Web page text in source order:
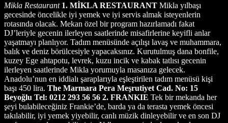
Mikla Restaurant 1. MİKLA RESTAURANT Mikla yılbaşı
gecesinde öncelikle iyi yemek ve iyi servis almak isteyenlerin
rotasında olacak. Mekan özel bir program hazırlamadı fakat
DJ’leriyle gecenin ilerleyen saatlerinde misafirlerine keyifli anlar
yaşatmayı planlıyor. Tadım menüsünde açılışı lavaş ve muhammara,
balık ve deniz börülcesiyle yapacaksınız. Kurutulmuş dana bonfile,
kuzey Ege ahtapotu, levrek, kuzu incik ve kabak tatlısı gecenin
ilerleyen saatlerinde Mikla yorumuyla masanıza gelecek.
Anadolu’nun en iddialı şaraplarıyla eşleştirilen tadım menüsü kişi
başı 450 lira. The Marmara Pera Meşrutiyet Cad. No: 15
Beyoğlu Tel: 0212 293 56 56 2. FRANKIE Tek bir mekanda her
şeyi bulabileceğiniz Frankie’de, barda ya da terasta yemek öncesi
takılabilir, iyi yemek yiyebilir, canlı müzik dinleyebilir ve en son DJ